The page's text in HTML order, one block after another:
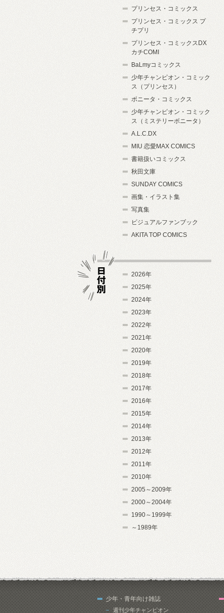
プリンセス・コミックス
プリンセス・コミックス プ
チプリ
プリンセス・コミックスDX
カチCOMI
BaLmyコミックス
少年チャンピオン・コミック
ス（プリンセス）
ボニータ・コミックス
少年チャンピオン・コミック
ス（ミステリーボニータ）
A.L.C.DX
MIU 恋愛MAX COMICS
書籍扱いコミックス
秋田文庫
SUNDAY COMICS
画集・イラスト集
写真集
ビジュアルファンブック
AKITA TOP COMICS
2026年
2025年
2024年
2023年
2022年
2021年
2020年
2019年
2018年
2017年
2016年
2015年
2014年
2013年
2012年
2011年
2010年
2005～2009年
2000～2004年
1990～1999年
～1989年
少年・青年向け雑誌
週刊少年チャンピオン